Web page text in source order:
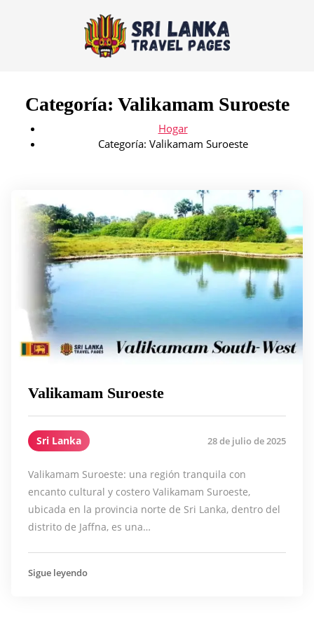
Categoría: Valikamam Suroeste
Hogar
Categoría: Valikamam Suroeste
Valikamam Suroeste
Sri Lanka 28 de julio de 2025
Valikamam Suroeste: una región tranquila con
encanto cultural y costero Valikamam Suroeste,
ubicada en la provincia norte de Sri Lanka, dentro del
distrito de Jaffna, es una…
Sigue leyendo